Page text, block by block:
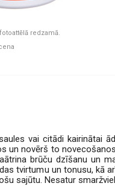
redzamā.
vai citādi kairinātai
un novērš to
brūču dzīšanu un
tvirtumu un tonusu, kā
sajūtu. Nesatur